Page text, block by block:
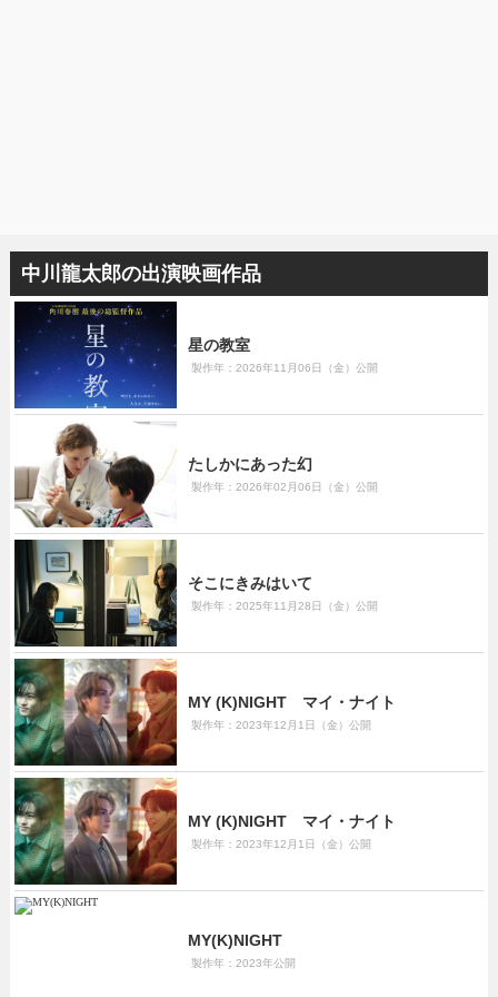
中川龍太郎の出演映画作品
星の教室
製作年：2026年11月06日（金）公開
たしかにあった幻
製作年：2026年02月06日（金）公開
そこにきみはいて
製作年：2025年11月28日（金）公開
MY (K)NIGHT マイ・ナイト
製作年：2023年12月1日（金）公開
MY (K)NIGHT マイ・ナイト
製作年：2023年12月1日（金）公開
MY(K)NIGHT
製作年：2023年公開